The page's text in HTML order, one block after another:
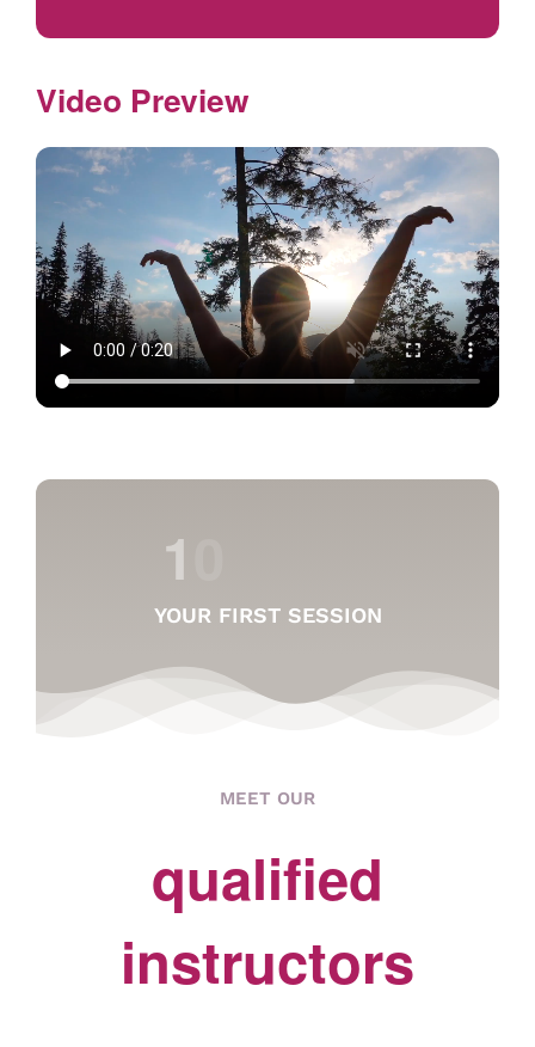
Video Preview
YOUR FIRST SESSION
MEET OUR
qualified
instructors